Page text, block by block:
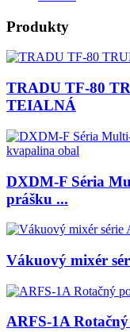
Produkty
TRADU TF-80
TEIALNÁ
DXDM-F Séria
prášku ...
Vákuový mixér
ARFS-1A